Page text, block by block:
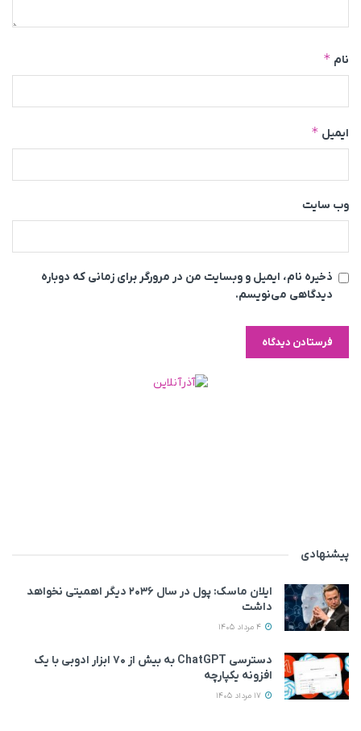
نام *
ایمیل *
وب‌ سایت
ذخیره نام، ایمیل و وبسایت من در مرورگر برای زمانی که دوباره
دیدگاهی می‌نویسم.
پیشنهادی
ایلان ماسک: پول در سال ۲۰۳۶ دیگر اهمیتی نخواهد
داشت
دسترسی ChatGPT به بیش از ۷۰ ابزار ادوبی با یک
افزونه یکپارچه